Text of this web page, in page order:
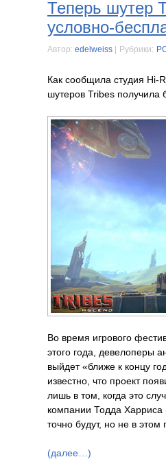
Теперь шутер
условно-
Автор: edelweiss Рубрики:
Как сообщила студия Hi-
шутеров Tribes получила
Во время игрового
этого года, девелоперы
выйдет «ближе к концу
известно, что проект
лишь в том, когда это
компании Тодда Харриса
точно будут, но не в этом
(далее…)